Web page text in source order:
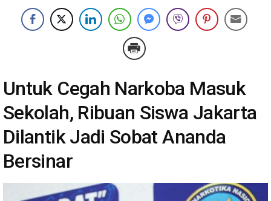
Untuk Cegah Narkoba Masuk
Sekolah, Ribuan Siswa Jakarta
Dilantik Jadi Sobat Ananda
Bersinar